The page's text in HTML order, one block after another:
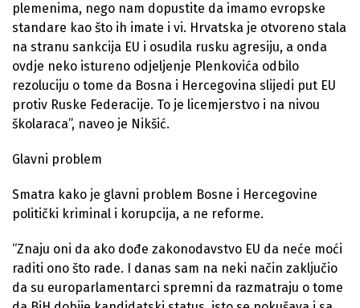
plemenima, nego nam dopustite da imamo evropske
standare kao što ih imate i vi. Hrvatska je otvoreno stala
na stranu sankcija EU i osudila rusku agresiju, a onda
ovdje neko istureno odjeljenje Plenkovića odbilo
rezoluciju o tome da Bosna i Hercegovina slijedi put EU
protiv Ruske Federacije. To je licemjerstvo i na nivou
školaraca”, naveo je Nikšić.
Glavni problem
Smatra kako je glavni problem Bosne i Hercegovine
politički kriminal i korupcija, a ne reforme.
“Znaju oni da ako dođe zakonodavstvo EU da neće moći
raditi ono što rade. I danas sam na neki način zaključio
da su europarlamentarci spremni da razmatraju o tome